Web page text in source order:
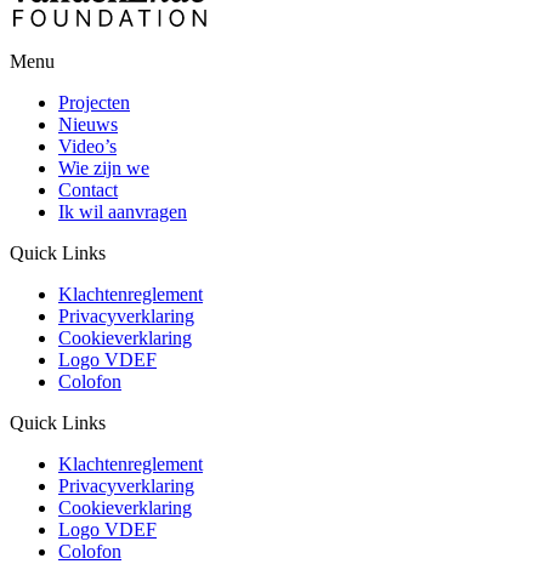
Menu
Projecten
Nieuws
Video’s
Wie zijn we
Contact
Ik wil aanvragen
Quick Links
Klachtenreglement
Privacyverklaring
Cookieverklaring
Logo VDEF
Colofon
Quick Links
Klachtenreglement
Privacyverklaring
Cookieverklaring
Logo VDEF
Colofon